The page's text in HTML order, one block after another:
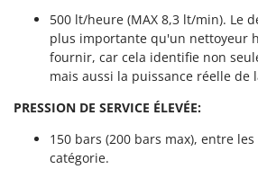
Nettoyeurs et Balais à vapeur
Nettoyeurs haute pression
Nettoyeurs tapis, moquettes et
Peignes vibreurs et Secoueurs
Pelles rétros pour tracteur
Fimar
FINI
Fiorentini
Fontana Forni
500 lt/heure (MAX 8,3 lt/min). Le
plus importante qu'un nettoyeur
fournir, car cela identifie non
mais aussi la puissance réelle de
PRESSION DE SERVICE ÉLEVÉE:
150 bars (200 bars max), entre
catégorie.